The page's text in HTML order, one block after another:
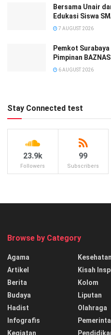
Bersama Unair
Edukasi Siswa
7 AUGUST 2026
Pemkot
Pimpinan
6 AUGUST 2026
Stay Connected test
23.9k
Followers
99
Subscribers
Browse by Category
Agama
Artikel
Berita
Budaya
Hadist
Infografis
Kegiatan
Kesehatan
Kisah
Kolom
Liputan
Olahraga